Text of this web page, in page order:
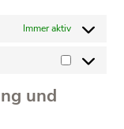
Immer aktiv
Marketing
und